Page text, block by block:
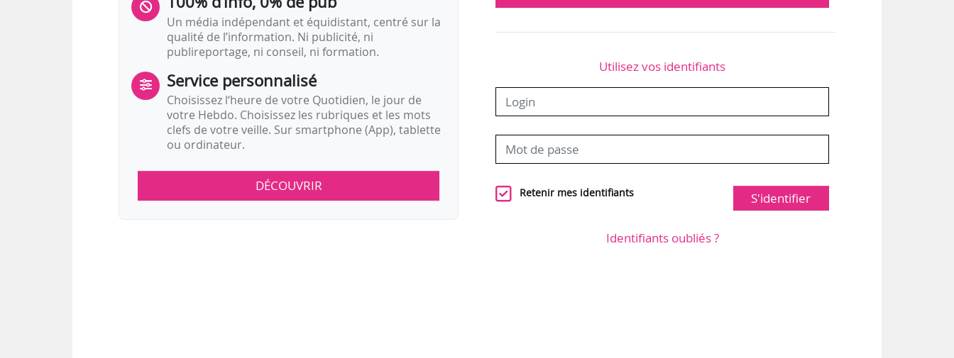
Un média indépendant et équidistant, centré sur la
qualité de l’information. Ni publicité, ni
publireportage, ni conseil, ni formation.
Service personnalisé
Choisissez l‘heure de votre Quotidien, le jour de
votre Hebdo. Choisissez les rubriques et les mots
clefs de votre veille. Sur smartphone (App), tablette
ou ordinateur.
DÉCOUVRIR
Utilisez vos identifiants
Retenir mes identifiants S'identifier
Identifiants oubliés ?